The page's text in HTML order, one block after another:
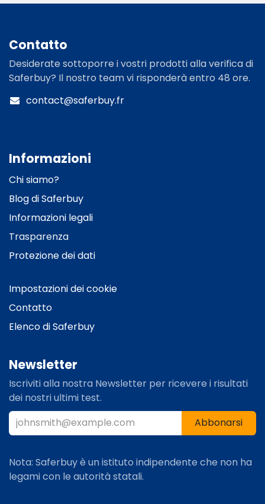
Contatto​
Desiderate sottoporre i vostri prodotti alla verifica di
Saferbuy? Il nostro team vi risponderà entro 48 ore.
contact@saferbuy.fr
Informazioni​
Chi siamo?
Blogdi Saferbuy
Informazioni legali
Trasparenza
Protezione dei dati
Impostazioni dei cookie
Contatto
Elenco di Saferbuy
Newsletter
Iscriviti alla nostra Newsletter per ricevere i risultati
dei nostri ultimi test.​
Abbonarsi
Nota: Saferbuy è un istituto indipendente che non ha
legami con le autorità statali.​